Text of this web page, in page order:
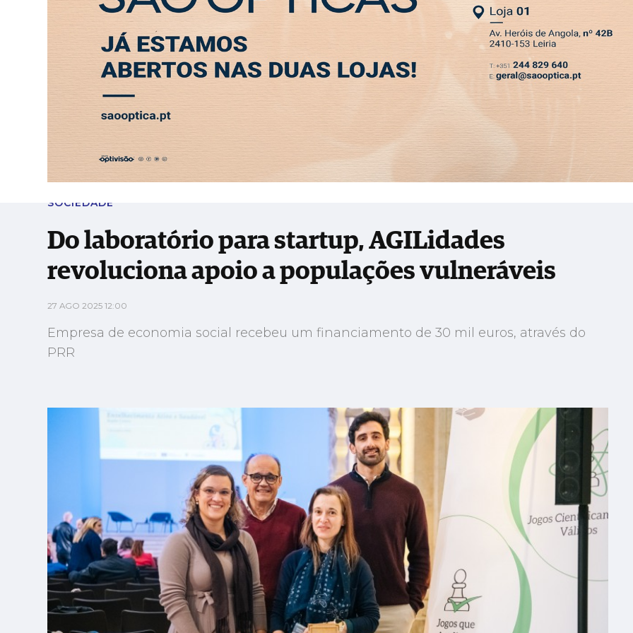
PUB
SÁBADO, 8 AGOSTO 2026 LEITORES CONTACTO NEWSLETTER
SOCIEDADE DESPORTO CLASSIFICADOS PODCASTS
Do laboratório para startup, AGILidades revoluciona apoio a populações vulneráveis
SOCIEDADE
Do laboratório para startup, AGILidades
revoluciona apoio a populações vulneráveis
27 AGO 2025 12:00
Empresa de economia social recebeu um financiamento de 30 mil euros, através do
PRR